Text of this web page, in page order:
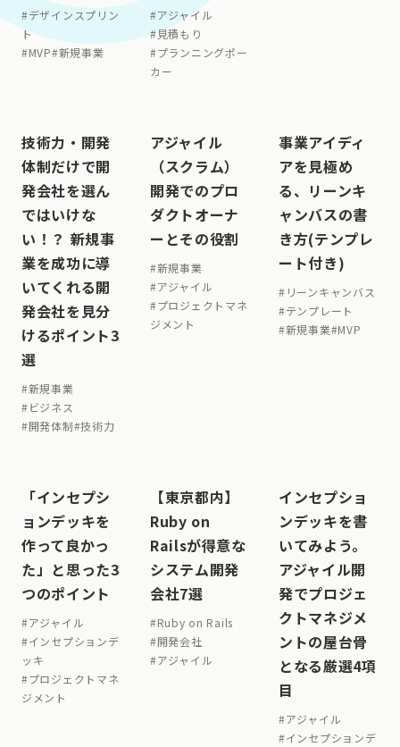
#デザインスプリン
ト
#MVP#新規事業
#アジャイル
#見積もり
#プランニングポー
カー
技術力・開発
体制だけで開
発会社を選ん
ではいけな
い！？ 新規事
業を成功に導
いてくれる開
発会社を見分
けるポイント3
選
#新規事業
#ビジネス
#開発体制#技術力
アジャイル
（スクラム）
開発でのプロ
ダクトオーナ
ーとその役割
#新規事業
#アジャイル
#プロジェクトマネ
ジメント
事業アイディ
アを見極め
る、リーンキ
ャンバスの書
き方(テンプレ
ート付き)
# リーンキャンバス
#テンプレート
#新規事業#MVP
「インセプシ
ョンデッキを
作って良かっ
た」と思った3
つのポイント
#アジャイル
#インセプションデ
ッキ
#プロジェクトマネ
ジメント
【東京都内】
Ruby on
Railsが得意な
システム開発
会社7選
#Ruby on Rails
#開発会社
#アジャイル
インセプショ
ンデッキを書
いてみよう。
アジャイル開
発でプロジェ
クトマネジメ
ントの屋台骨
となる厳選4項
目
#アジャイル
#インセプションデ